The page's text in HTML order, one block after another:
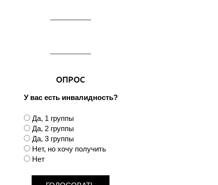
ОПРОС
У вас есть инвалидность?
В
а
р
и
а
Да, 1 группы
Да, 2 группы
Да, 3 группы
Нет, но хочу получить
Нет